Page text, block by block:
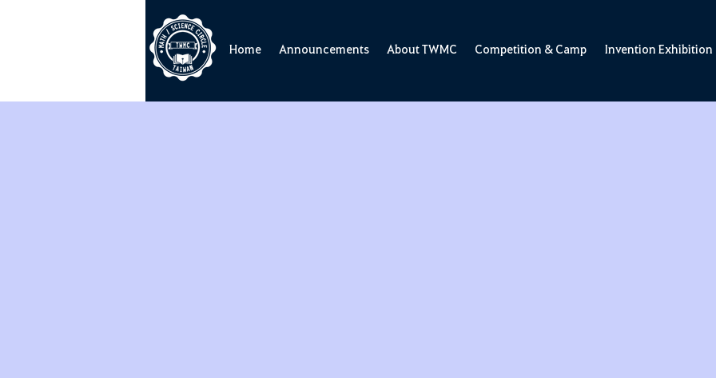
Home Announcements About TWMC Competition & Camp Invention Exhibition